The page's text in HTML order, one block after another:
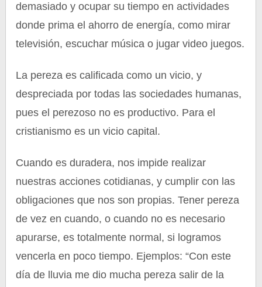
demasiado y ocupar su tiempo en actividades
donde prima el ahorro de energía, como mirar
televisión, escuchar música o jugar video juegos.
La pereza es calificada como un vicio, y
despreciada por todas las sociedades humanas,
pues el perezoso no es productivo. Para el
cristianismo es un vicio capital.
Cuando es duradera, nos impide realizar
nuestras acciones cotidianas, y cumplir con las
obligaciones que nos son propias. Tener pereza
de vez en cuando, o cuando no es necesario
apurarse, es totalmente normal, si logramos
vencerla en poco tiempo. Ejemplos: “Con este
día de lluvia me dio mucha pereza salir de la